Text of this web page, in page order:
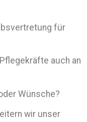
für
auch an
Wünsche?
wir unser